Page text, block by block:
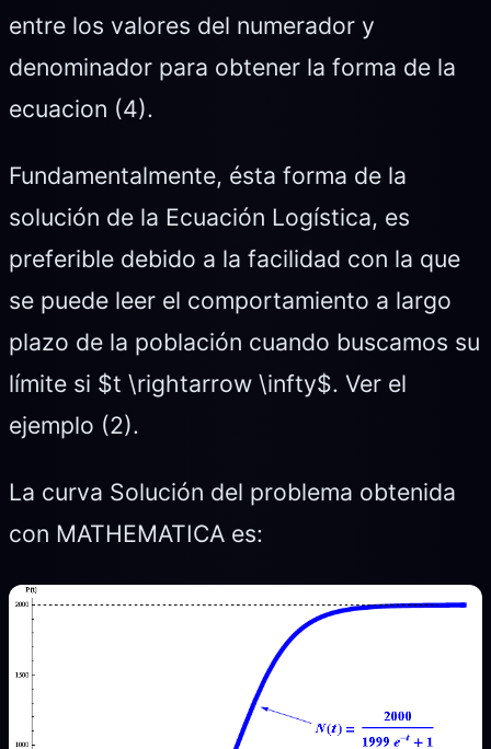
entre los valores del numerador y
denominador para obtener la forma de la
ecuacion (4).
Fundamentalmente, ésta forma de la
solución de la Ecuación Logística, es
preferible debido a la facilidad con la que
se puede leer el comportamiento a largo
plazo de la población cuando buscamos su
límite si $t \rightarrow \infty$. Ver el
ejemplo (2).
La curva Solución del problema obtenida
con MATHEMATICA es: